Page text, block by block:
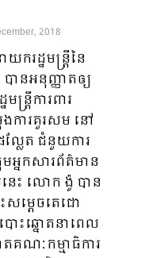
2018
ករដ្ឋមន្ត្រីនៃ
បានអនុញ្ញាតឲ្យ
រ្តីការពារ
ការគួរសម នៅ
លែត ជំនួយការ
អ្នកសារព័ត៌មាន
េះ លោក ង៉ូ បាន
ម្ដេចតេជោ
ះឆ្នោតនាពេល
គណៈកម្មាធិការ